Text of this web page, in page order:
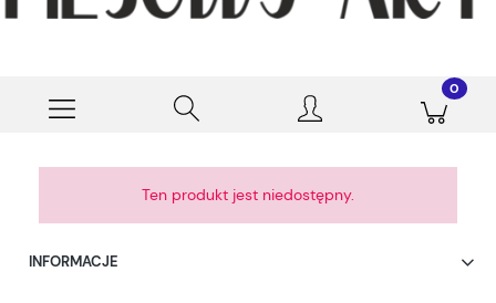
Ten produkt jest niedostępny.
INFORMACJE